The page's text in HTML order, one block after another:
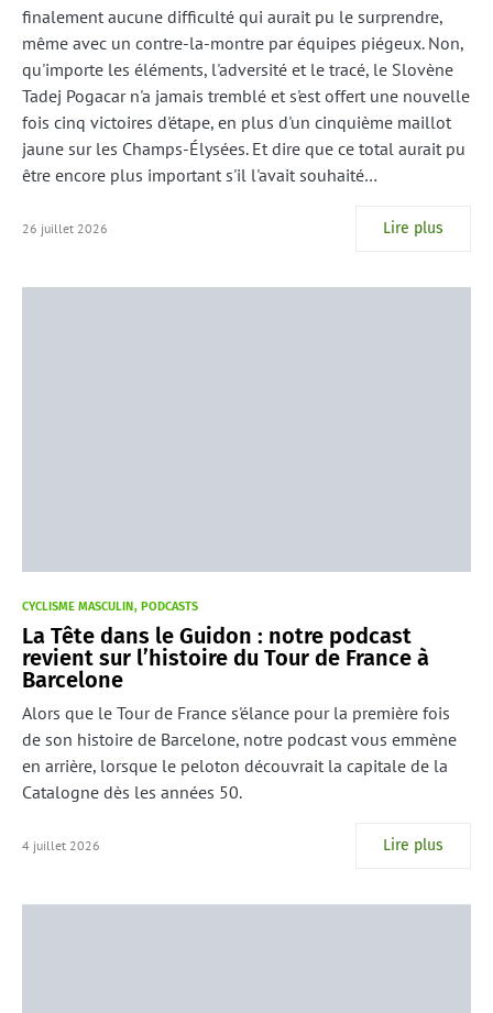
finalement aucune difficulté qui aurait pu le surprendre,
même avec un contre-la-montre par équipes piégeux. Non,
qu'importe les éléments, l'adversité et le tracé, le Slovène
Tadej Pogacar n'a jamais tremblé et s'est offert une nouvelle
fois cinq victoires d'étape, en plus d'un cinquième maillot
jaune sur les Champs-Élysées. Et dire que ce total aurait pu
être encore plus important s'il l'avait souhaité…
26 juillet 2026 Lire plus
CYCLISME MASCULIN PODCASTS
La Tête dans le Guidon : notre podcast
revient sur l’histoire du Tour de France à
Barcelone
Alors que le Tour de France s'élance pour la première fois
de son histoire de Barcelone, notre podcast vous emmène
en arrière, lorsque le peloton découvrait la capitale de la
Catalogne dès les années 50.
4 juillet 2026 Lire plus